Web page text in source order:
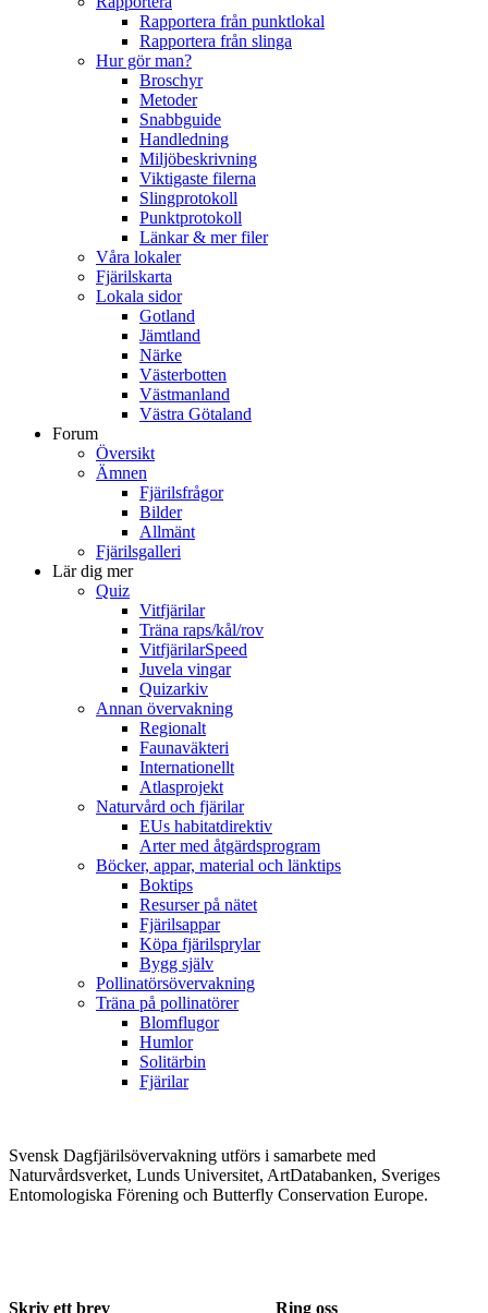
Rapportera från punktlokal
Rapportera från slinga
Hur gör man?
Broschyr
Metoder
Snabbguide
Handledning
Miljöbeskrivning
Viktigaste filerna
Slingprotokoll
Punktprotokoll
Länkar & mer filer
Våra lokaler
Fjärilskarta
Lokala sidor
Gotland
Jämtland
Närke
Västerbotten
Västmanland
Västra Götaland
Forum
Översikt
Ämnen
Fjärilsfrågor
Bilder
Allmänt
Fjärilsgalleri
Lär dig mer
Quiz
Vitfjärilar
Träna raps/kål/rov
VitfjärilarSpeed
Juvela vingar
Quizarkiv
Annan övervakning
Regionalt
Faunaväkteri
Internationellt
Atlasprojekt
Naturvård och fjärilar
EUs habitatdirektiv
Arter med åtgärdsprogram
Böcker, appar, material och länktips
Boktips
Resurser på nätet
Fjärilsappar
Köpa fjärilsprylar
Bygg själv
Pollinatörsövervakning
Träna på pollinatörer
Blomflugor
Humlor
Solitärbin
Fjärilar
Svensk Dagfjärilsövervakning utförs i samarbete med
Naturvårdsverket, Lunds Universitet, ArtDatabanken, Sveriges
Entomologiska Förening och Butterfly Conservation Europe.
Skriv ett brev Ring oss